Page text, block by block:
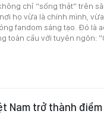
chỉ “sống thật” trên
họ vừa là chính mình,
fandom sáng tạo. Đó là
toàn cầu với tuyên ngôn:
Nam trở thành